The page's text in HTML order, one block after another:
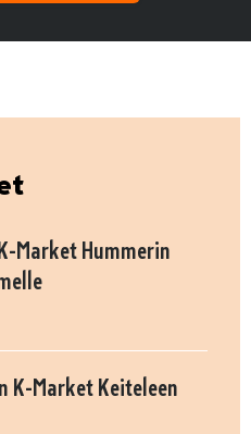
Market Hummerin
K-Market Keiteleen